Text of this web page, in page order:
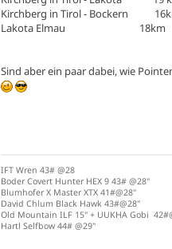
Kirchberg in Tirol - Bockern
Lakota Elmau 18km
Sind aber ein paar dabei, wie
IFT Wren 43# @28
Boder Covert Hunter HEX 9 43# @28"
Blumhofer X Master XTX 41#@28"
David Chlum Black Hawk 43#@28"
Old Mountain ILF 15" + UUKHA Gobi
Hartl Selfbow 44# @29"